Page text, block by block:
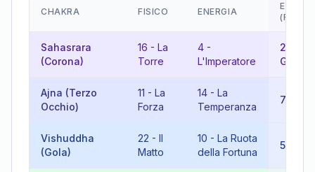
CHAKRA FISICO ENERGIA
Sahasrara
(Corona)
16 - La
Torre
4 -
L'Imperatore
20
Ajna (Terzo
Occhio)
11 - La
Forza
14 - La
Temperanza
7
Vishuddha
(Gola)
22 - Il
Matto
10 - La Ruota
della Fortuna
5